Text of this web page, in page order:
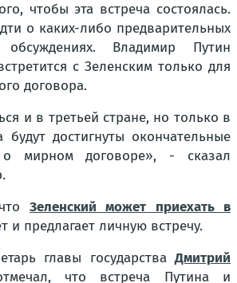
чтобы эта встреча состоялась.
о каких-либо предварительных
Владимир Путин
с Зеленским только для
договора.
и в третьей стране, но только в
будут достигнуты окончательные
о мирном договоре», - сказал
Зеленский может приехать в
и предлагает личную встречу.
главы государстваДмитрий
что встреча Путина и